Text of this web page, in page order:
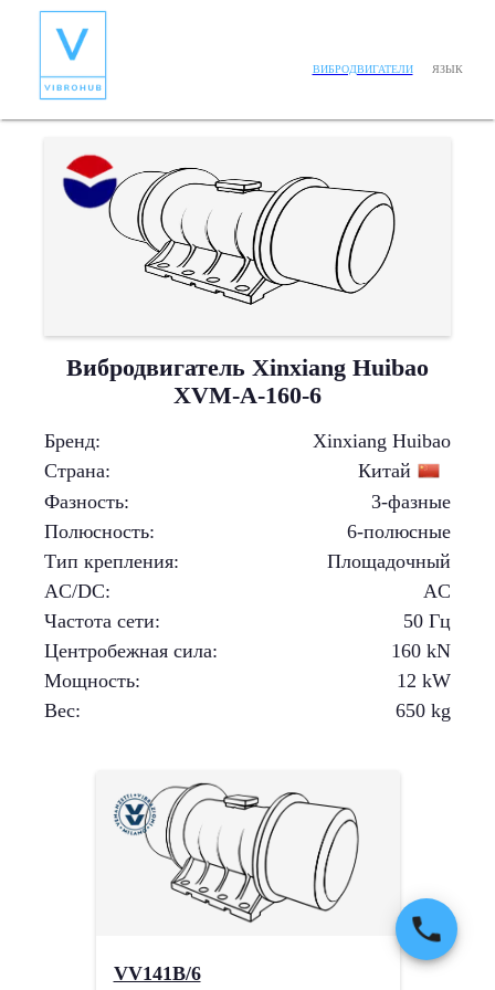
ВИБРОДВИГАТЕЛИ ЯЗЫК
Вибродвигатель Xinxiang Huibao
XVM-A-160-6
Бренд:
Xinxiang Huibao
Страна:
Китай
Фазность:
3-фазные
Полюсность:
6-полюсные
Тип крепления:
Площадочный
AC/DC:
AC
Частота сети:
50 Гц
Центробежная сила: 160 kN
Мощность: 12 kW
Вес: 650 kg
VV141B/6